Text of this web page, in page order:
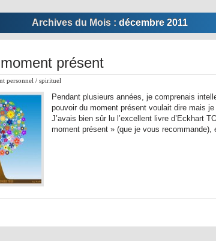
Archives du Mois : décembre 2011
présent
personnel / spirituel
Pendant plusieurs années, je comprenais
pouvoir du moment présent voulait dire mais
J’avais bien sûr lu l’excellent livre d’Eckhart
moment présent » (que je vous